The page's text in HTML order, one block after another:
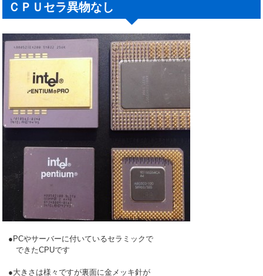
ＣＰＵセラ異物なし
●PCやサーバーに付いているセラミックで
できたCPUです
●大きさは様々ですが裏面に金メッキ針が